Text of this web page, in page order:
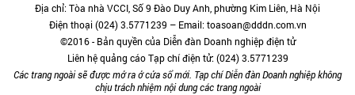
Địa chỉ: Tòa nhà VCCI, Số 9 Đào Duy Anh, phường Kim Liên, Hà Nội
Điện thoại (024) 3.5771239 – Email: toasoan@dddn.com.vn
©2016 - Bản quyền của Diễn đàn Doanh nghiệp điện tử
Liên hệ quảng cáo Tạp chí điện tử: (024) 3.5771239
Các trang ngoài sẽ được mở ra ở cửa sổ mới. Tạp chí Diễn đàn Doanh nghiệp không
chịu trách nhiệm nội dung các trang ngoài